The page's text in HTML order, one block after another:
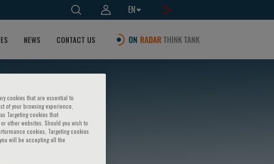
EN
NEWS CONTACT US
cookies that are essential to
of your browsing experience,
Targeting cookies that
other websites. Should you wish to
cookies, Targeting cookies
will be accepting all the